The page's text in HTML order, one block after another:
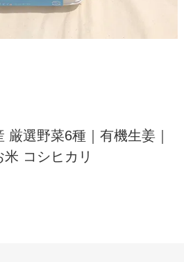
厳選野菜6種｜有機生姜｜
コシヒカリ